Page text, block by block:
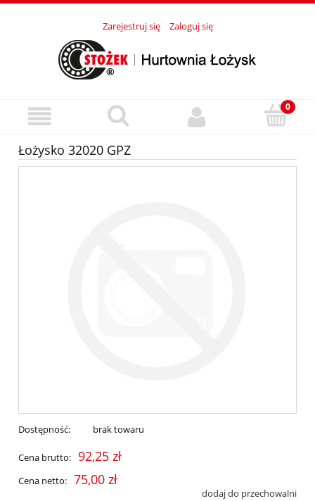
Zarejestruj się Zaloguj się
Łożysko 32020 GPZ
Dostępność: brak towaru
Cena brutto: 92,25 zł
Cena netto: 75,00 zł
dodaj do przechowalni